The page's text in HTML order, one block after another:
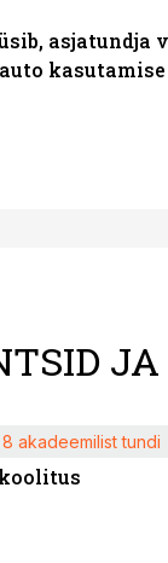
asjatundja
8 akadeemilist tundi